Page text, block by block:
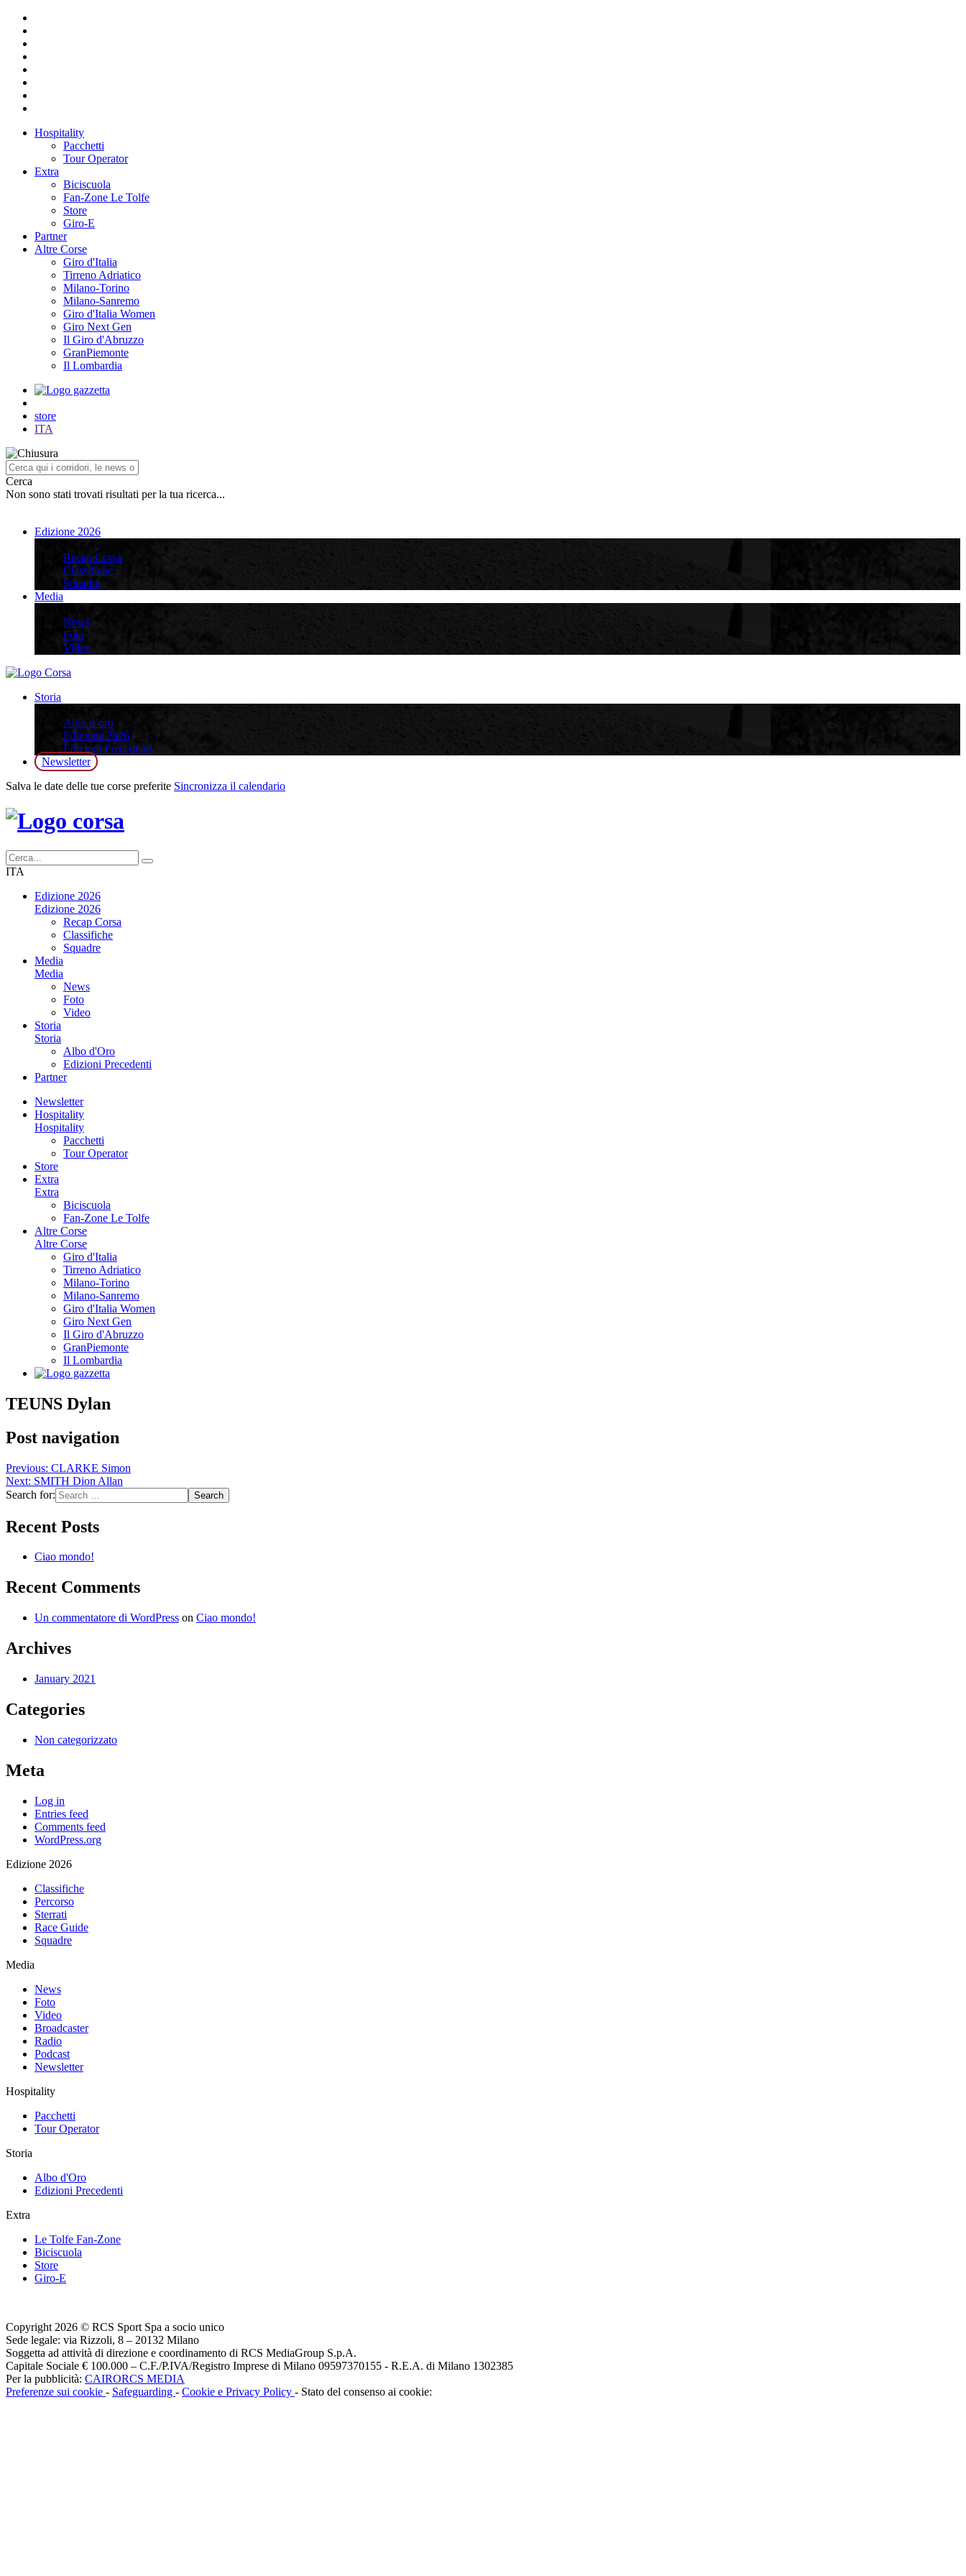
Hospitality
Pacchetti
Tour Operator
Extra
Biciscuola
Fan-Zone Le Tolfe
Store
Giro-E
Partner
Altre Corse
Giro d'Italia
Tirreno Adriatico
Milano-Torino
Milano-Sanremo
Giro d'Italia Women
Giro Next Gen
Il Giro d'Abruzzo
GranPiemonte
Il Lombardia
store
ITA
Cerca
Non sono stati trovati risultati per la tua ricerca...
Edizione 2026
Recap Corsa
Classifiche
Squadre
Media
News
Foto
Video
Storia
Albo d’oro
Edizione 2026
Edizioni Precedenti
Newsletter
Salva le date delle tue corse preferite Sincronizza il calendario
ITA
Edizione 2026
Edizione 2026
Recap Corsa
Classifiche
Squadre
Media
Media
News
Foto
Video
Storia
Storia
Albo d'Oro
Edizioni Precedenti
Partner
Newsletter
Hospitality
Hospitality
Pacchetti
Tour Operator
Store
Extra
Extra
Biciscuola
Fan-Zone Le Tolfe
Altre Corse
Altre Corse
Giro d'Italia
Tirreno Adriatico
Milano-Torino
Milano-Sanremo
Giro d'Italia Women
Giro Next Gen
Il Giro d'Abruzzo
GranPiemonte
Il Lombardia
TEUNS Dylan
Post navigation
Previous: CLARKE Simon
Next: SMITH Dion Allan
Search for:
Recent Posts
Ciao mondo!
Recent Comments
Un commentatore di WordPress on Ciao mondo!
Archives
January 2021
Categories
Non categorizzato
Meta
Log in
Entries feed
Comments feed
WordPress.org
Edizione 2026
Classifiche
Percorso
Sterrati
Race Guide
Squadre
Media
News
Foto
Video
Broadcaster
Radio
Podcast
Newsletter
Hospitality
Pacchetti
Tour Operator
Storia
Albo d'Oro
Edizioni Precedenti
Extra
Le Tolfe Fan-Zone
Biciscuola
Store
Giro-E
Copyright 2026 © RCS Sport Spa a socio unico
Sede legale: via Rizzoli, 8 – 20132 Milano
Soggetta ad attività di direzione e coordinamento di RCS MediaGroup S.p.A.
Capitale Sociale € 100.000 – C.F./P.IVA/Registro Imprese di Milano 09597370155 - R.E.A. di Milano 1302385
Per la pubblicità: CAIRORCS MEDIA
Preferenze sui cookie - Safeguarding - Cookie e Privacy Policy - Stato del consenso ai cookie: